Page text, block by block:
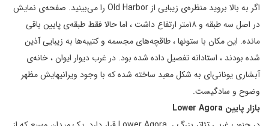
اگر به بالا بروید منظره‌ی زیبایی از Old Harbor را می‌بینید. صفحه‌ی نمایش
در اصل سه طبقه‌ و ۱۸متر ارتفاع داشت ، اما حالا فقط طبقه‌ی پایین باقی
مانده. این مکان با ستونها ، طاقچه‌های مجسمه و کتیبه‌ها به زیبایی آذین
شده بودند ، استادانه تفصیل داده شده بود. در غرب دیوار ایوان ، خانه‌ی
آبشاری یونانی‌ای به شکل معبد ساخته شده که با وجود ویرانیهایش مظهر
وضوح و سادگیست.
بازار پایین Lower Agora